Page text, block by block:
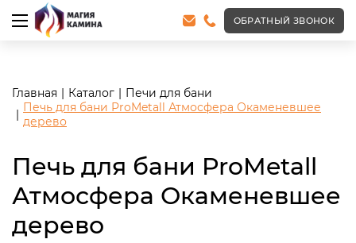
<meta name="robots" content="noindex, follow"/>
ОБРАТНЫЙ ЗВОНОК
Главная Каталог
Печи для бани
Печь для бани ProMetall Атмосфера Окаменевшее
дерево
Печь для бани ProMetall
Атмосфера Окаменевшее
дерево